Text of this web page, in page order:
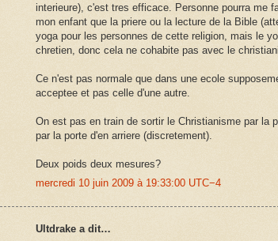
interieure), c'est tres efficace. Personne pourra me
mon enfant que la priere ou la lecture de la Bible
yoga pour les personnes de cette religion, mais le
chretien, donc cela ne cohabite pas avec le
Ce n'est pas normale que dans une ecole
acceptee et pas celle d'une autre.
On est pas en train de sortir le Christianisme par la
par la porte d'en arriere (discretement).
Deux poids deux mesures?
mercredi 10 juin 2009 à 19:33:00 UTC−4
Ultdrake a dit…